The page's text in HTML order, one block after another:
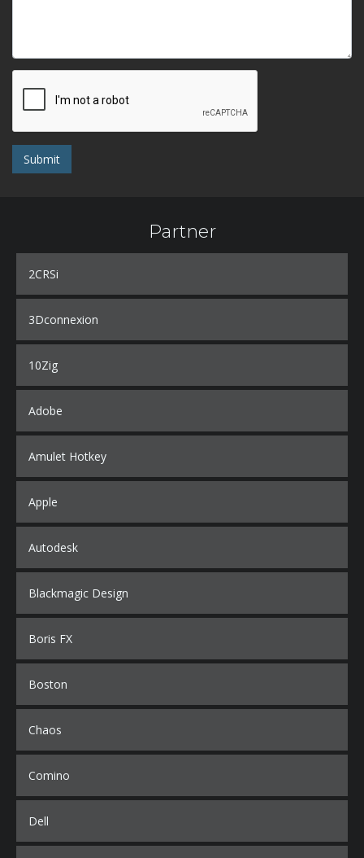
Submit
Partner
2CRSi
3Dconnexion
10Zig
Adobe
Amulet Hotkey
Apple
Autodesk
Blackmagic Design
Boris FX
Boston
Chaos
Comino
Dell